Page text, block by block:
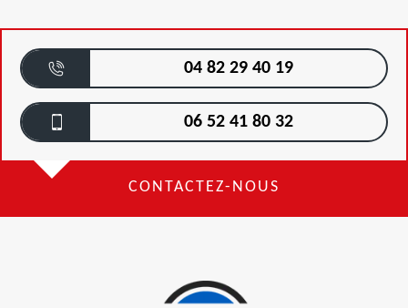
04 82 29 40 19
06 52 41 80 32
CONTACTEZ-NOUS